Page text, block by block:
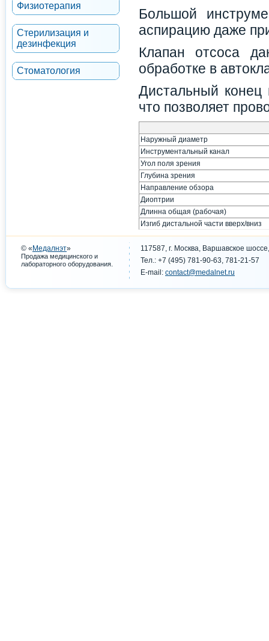
Физиотерапия
Стерилизация и
дезинфекция
Стоматология
Большой
аспирацию даже
Клапан отсоса
обработке в
Дистальный конец
что позволяет
Наружный диаметр
Инструментальный канал
Угол поля зрения
Глубина зрения
Направление обзора
Диоптрии
Длинна общая (рабочая)
Изгиб дистальной части вверх/вниз
© « Медалнэт»
Продажа медицинского и
лабораторного оборудования.
117587, г. Москва, Варшавское
Тел.: +7 (495) 781-90-63, 781-21-57
E-mail: contact@medalnet.ru